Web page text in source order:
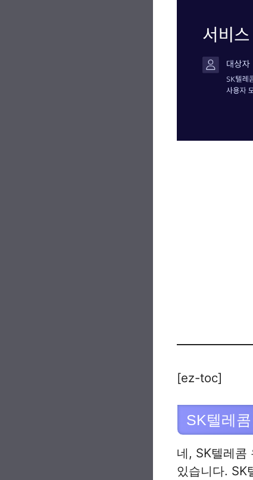
[ez-toc]
SK텔레
네, SK텔레콤
있습니다. SK